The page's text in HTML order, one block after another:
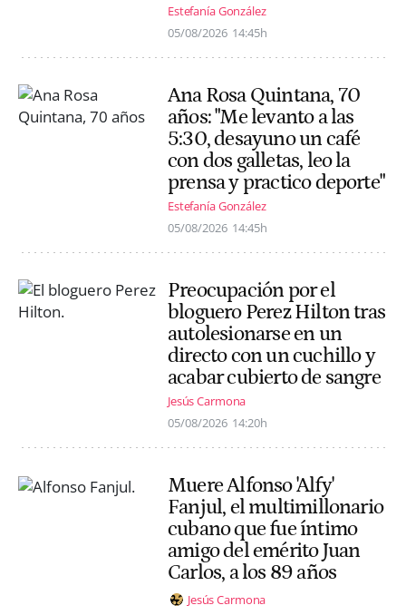
Estefanía González
05/08/2026 14:45h
Ana Rosa Quintana, 70
años: "Me levanto a las
5:30, desayuno un café
con dos galletas, leo la
prensa y practico deporte"
Estefanía González
05/08/2026 14:45h
Preocupación por el
bloguero Perez Hilton tras
autolesionarse en un
directo con un cuchillo y
acabar cubierto de sangre
Jesús Carmona
05/08/2026 14:20h
Muere Alfonso 'Alfy'
Fanjul, el multimillonario
cubano que fue íntimo
amigo del emérito Juan
Carlos, a los 89 años
Jesús Carmona